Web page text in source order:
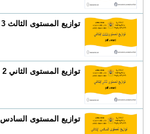
توازيع المستوى الثالث 3 إبتدائي 2025-2026 word
توازيع المستوى الثاني 2 إبتدائي 2025-2026 word
توازيع المستوى السادس 6 إبتدائي 2025-2026 word